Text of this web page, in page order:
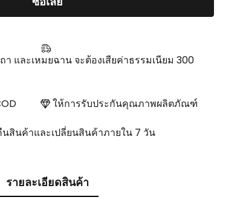
า และเหมยฉาน จะต้องเสียค่าธรรมเนียม 300
ให้การรับประกันคุณภาพผลิตภัณฑ์
นสินค้าและเปลี่ยนสินค้าภายใน 7 วัน
รายละเอียดสินค้า